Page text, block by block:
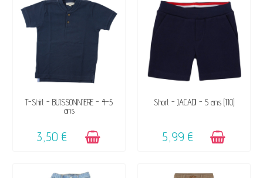
DISPONIBLE
T-Shirt - BUISSONNIERE - 4-5
ans
3,50 €
DISPONIBLE
Short - JACADI - 5 ans (110)
5,99 €